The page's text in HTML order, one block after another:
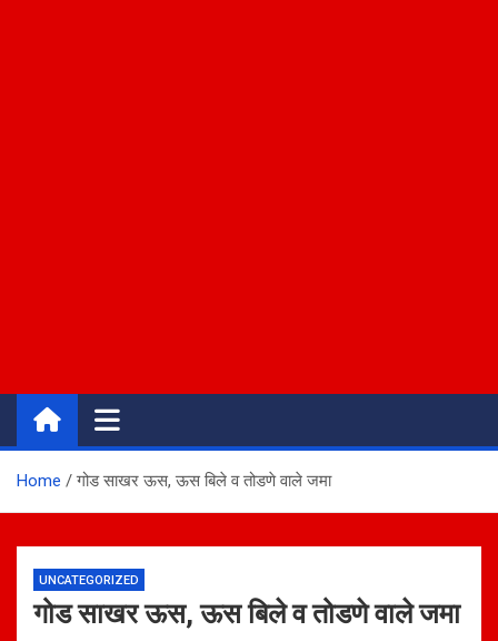
Home गोड साखर ऊस, ऊस बिले व तोडणे वाले जमा
UNCATEGORIZED
गोड साखर ऊस, ऊस बिले व तोडणे वाले जमा